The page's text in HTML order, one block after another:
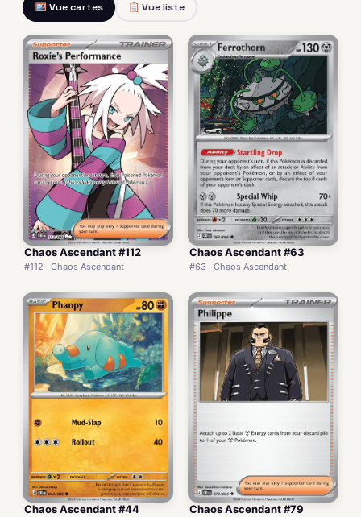
Vue cartes Vue liste
Chaos Ascendant #112
#112 · Chaos Ascendant
Chaos Ascendant #63
#63 · Chaos Ascendant
Chaos Ascendant #44 Chaos Ascendant #79